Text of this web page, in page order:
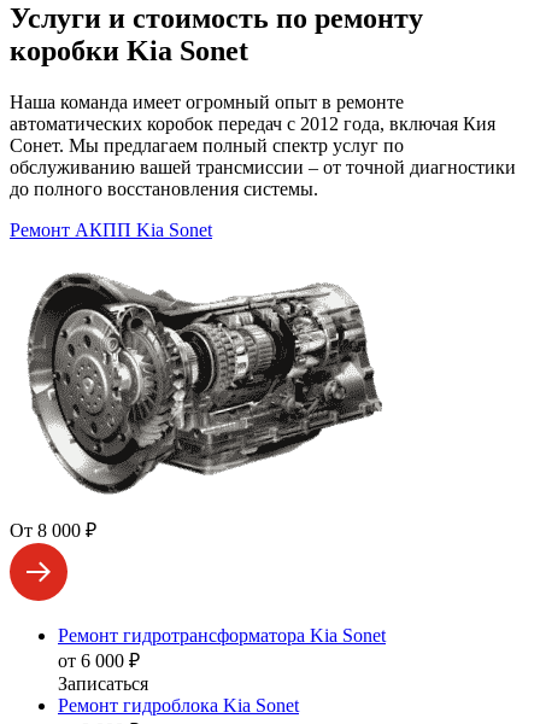
Услуги и стоимость по ремонту
коробки Kia Sonet
Наша команда имеет огромный опыт в ремонте
автоматических коробок передач с 2012 года, включая Кия
Сонет. Мы предлагаем полный спектр услуг по
обслуживанию вашей трансмиссии – от точной диагностики
до полного восстановления системы.
Ремонт АКПП Kia Sonet
От 8 000 ₽
Ремонт гидротрансформатора Kia Sonet
от 6 000 ₽
Записаться
Ремонт гидроблока Kia Sonet